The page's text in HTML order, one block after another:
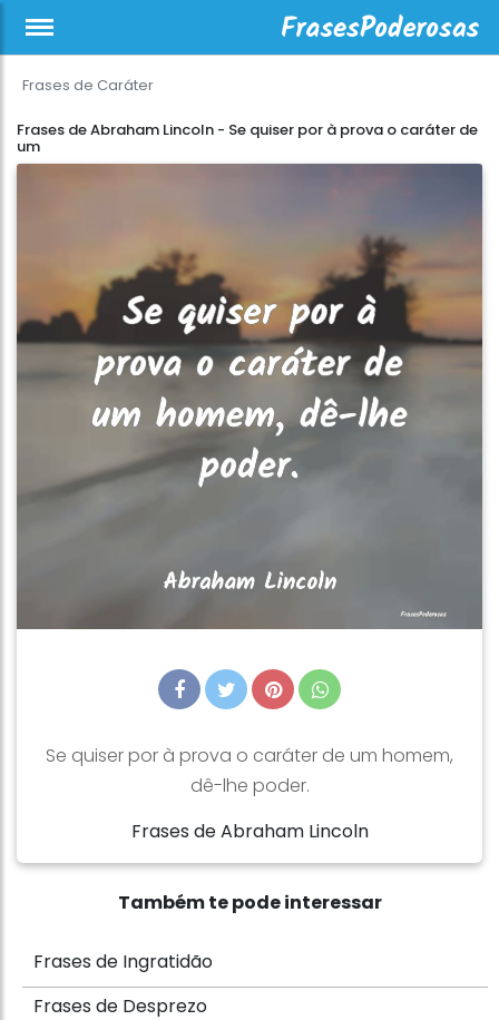
Frases de Caráter
Frases de Abraham Lincoln - Se quiser por à prova o caráter de
um
Se quiser por à prova o caráter de um homem,
dê-lhe poder.
Frases de Abraham Lincoln
Também te pode interessar
Frases de Ingratidão
Frases de Desprezo